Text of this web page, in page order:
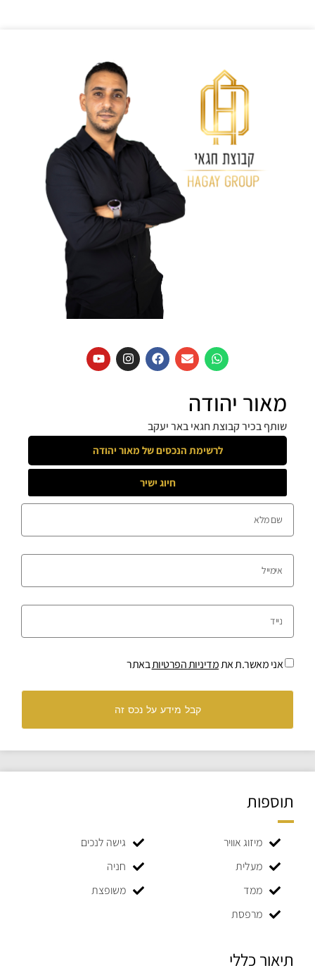
מאור יהודה
שותף בכיר קבוצת חגאי באר יעקב
לרשימת הנכסים שלמאור יהודה
חיוג ישיר
אני מאשר.ת אתמדיניות הפרטיותבאתר
קבל מידע על נכס זה
תוספות
מיזוג אוויר
גישה לנכים
מעלית
חניה
ממד
משופצת
מרפסת
תיאור כללי